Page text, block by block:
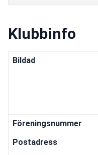
Klubbinfo
Bildad
Föreningsnummer
Postadress